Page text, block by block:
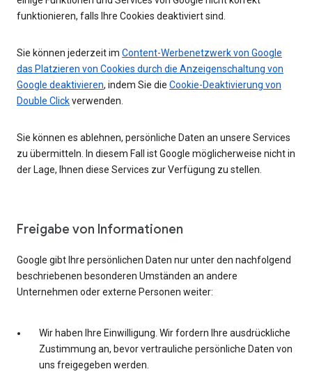
funktionieren, falls Ihre Cookies deaktiviert sind.
Sie können jederzeit im Content-Werbenetzwerk von Google
das Platzieren von Cookies durch die Anzeigenschaltung von
Google deaktivieren, indem Sie die Cookie-Deaktivierung von
Double Clickverwenden.
Sie können es ablehnen, persönliche Daten an unsere Services
zu übermitteln. In diesem Fall ist Google möglicherweise nicht in
der Lage, Ihnen diese Services zur Verfügung zu stellen.
Freigabe von Informationen
Google gibt Ihre persönlichen Daten nur unter den nachfolgend
beschriebenen besonderen Umständen an andere
Unternehmen oder externe Personen weiter:
Wir haben Ihre Einwilligung. Wir fordern Ihre ausdrückliche
Zustimmung an, bevor vertrauliche persönliche Daten von
uns freigegeben werden.